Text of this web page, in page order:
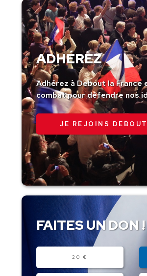
ADHÉREZ
Adhérez à Debout la
combat pour défendre nos
JE REJOINS
FAITES UN DON !
20 €